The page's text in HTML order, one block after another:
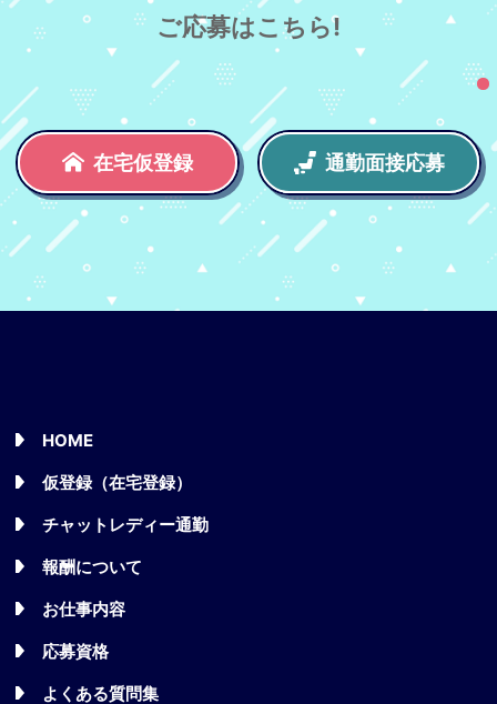
ご応募はこちら!
在宅仮登録 通勤面接応募
HOME
仮登録（在宅登録）
チャットレディー通勤
報酬について
お仕事内容
応募資格
よくある質問集